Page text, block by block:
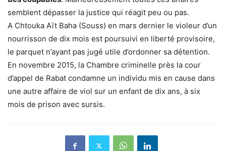
semblent dépasser la justice qui réagit peu ou pas.
A Chtouka Aït Baha (Souss) en mars dernier le violeur d’un
nourrisson de dix mois est poursuivi en liberté provisoire,
le parquet n’ayant pas jugé utile d’ordonner sa détention.
En novembre 2015, la Chambre criminelle près la cour
d’appel de Rabat condamne un individu mis en cause dans
une autre affaire de viol sur un enfant de dix ans, à six
mois de prison avec sursis.